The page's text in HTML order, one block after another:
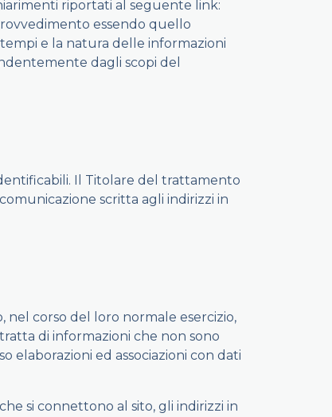
riportati al seguente link:
essendo quello
e la natura delle informazioni
dagli scopi del
Il Titolare del trattamento
scritta agli indirizzi in
corso del loro normale esercizio,
di informazioni che non sono
elaborazioni ed associazioni con dati
si connettono al sito, gli indirizzi in